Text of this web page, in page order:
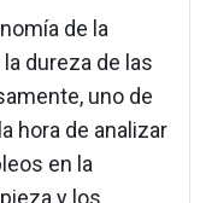
de la
dureza de las
uno de
hora de analizar
en la
y los